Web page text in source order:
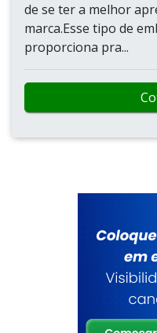
de se ter a melhor
marca.Esse tipo de
proporciona pra...